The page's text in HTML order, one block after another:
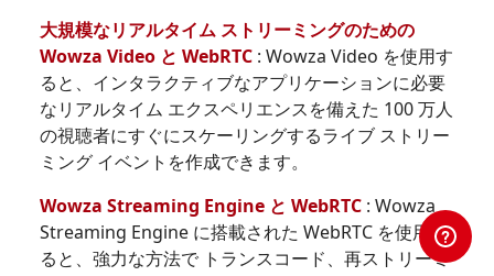
大規模なリアルタイム ストリーミングのための
Wowza Video と WebRTC : Wowza Video を使用す
ると、インタラクティブなアプリケーションに必要
なリアルタイム エクスペリエンスを備えた 100 万人
の視聴者にすぐにスケーリングするライブ ストリー
ミング イベントを作成できます。
Wowza Streaming Engine と WebRTC : Wowza
Streaming Engine に搭載された WebRTC を使用す
ると、強力な方法で トランスコード、再ストリーミ